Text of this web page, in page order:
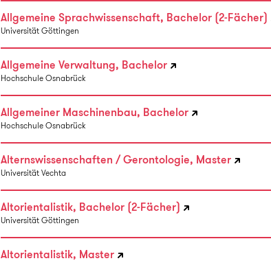
Allgemeine Sprachwissenschaft, Bachelor (2-Fächer)
Universität Göttingen
Allgemeine Verwaltung, Bachelor
Hochschule Osnabrück
Allgemeiner Maschinenbau, Bachelor
Hochschule Osnabrück
Alternswissenschaften / Gerontologie, Master
Universität Vechta
Altorientalistik, Bachelor (2-Fächer)
Universität Göttingen
Altorientalistik, Master